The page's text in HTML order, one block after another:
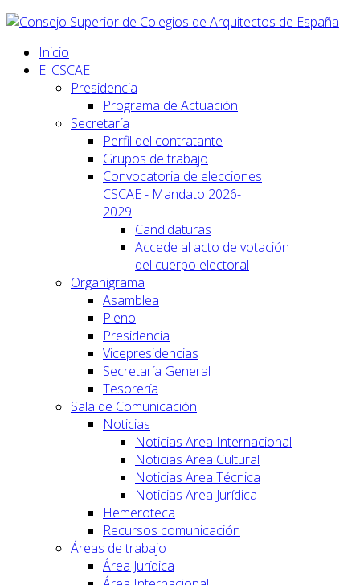
Inicio
El CSCAE
Presidencia
Programa de Actuación
Secretaría
Perfil del contratante
Grupos de trabajo
Convocatoria de elecciones
CSCAE - Mandato 2026-
2029
Candidaturas
Accede al acto de votación
del cuerpo electoral
Organigrama
Asamblea
Pleno
Presidencia
Vicepresidencias
Secretaría General
Tesorería
Sala de Comunicación
Noticias
Noticias Area Internacional
Noticias Area Cultural
Noticias Area Técnica
Noticias Area Jurídica
Hemeroteca
Recursos comunicación
Áreas de trabajo
Área Jurídica